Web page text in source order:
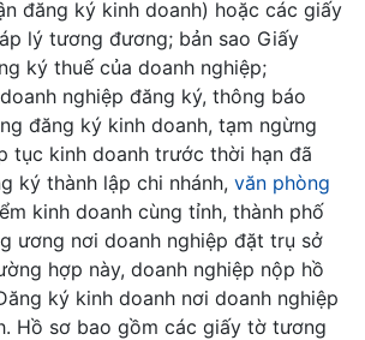
đăng ký kinh doanh) hoặc các giấy
lý tương đương; bản sao Giấy
ký thuế của doanh nghiệp;
nghiệp đăng ký, thông báo
đăng ký kinh doanh, tạm ngừng
tục kinh doanh trước thời hạn đã
ký thành lập chi nhánh, văn phòng
kinh doanh cùng tỉnh, thành phố
ương nơi doanh nghiệp đặt trụ sở
hợp này, doanh nghiệp nộp hồ
ký kinh doanh nơi doanh nghiệp
Hồ sơ bao gồm các giấy tờ tương